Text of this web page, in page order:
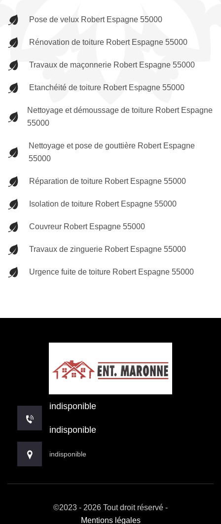
Pose de velux Robert Espagne 55000
Rénovation de toiture Robert Espagne 55000
Travaux de maçonnerie Robert Espagne 55000
Etanchéité de toiture Robert Espagne 55000
Nettoyage et démoussage de toiture Robert Espagne
55000
Nettoyage et pose de gouttière Robert Espagne
55000
Réparation de toiture Robert Espagne 55000
Isolation de toiture Robert Espagne 55000
Couvreur Robert Espagne 55000
Travaux de zinguerie Robert Espagne 55000
Urgence fuite de toiture Robert Espagne 55000
indisponible
indisponible
indisponible
©2023 - 2026 Tout droit réservé -
Mentions légales